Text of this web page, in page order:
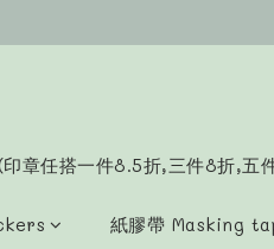
章任搭一件8.5折,三件8折,五
紙膠帶 Masking